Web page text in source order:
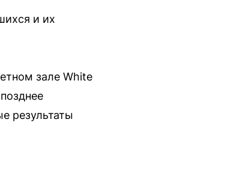
и их
зале White
результаты